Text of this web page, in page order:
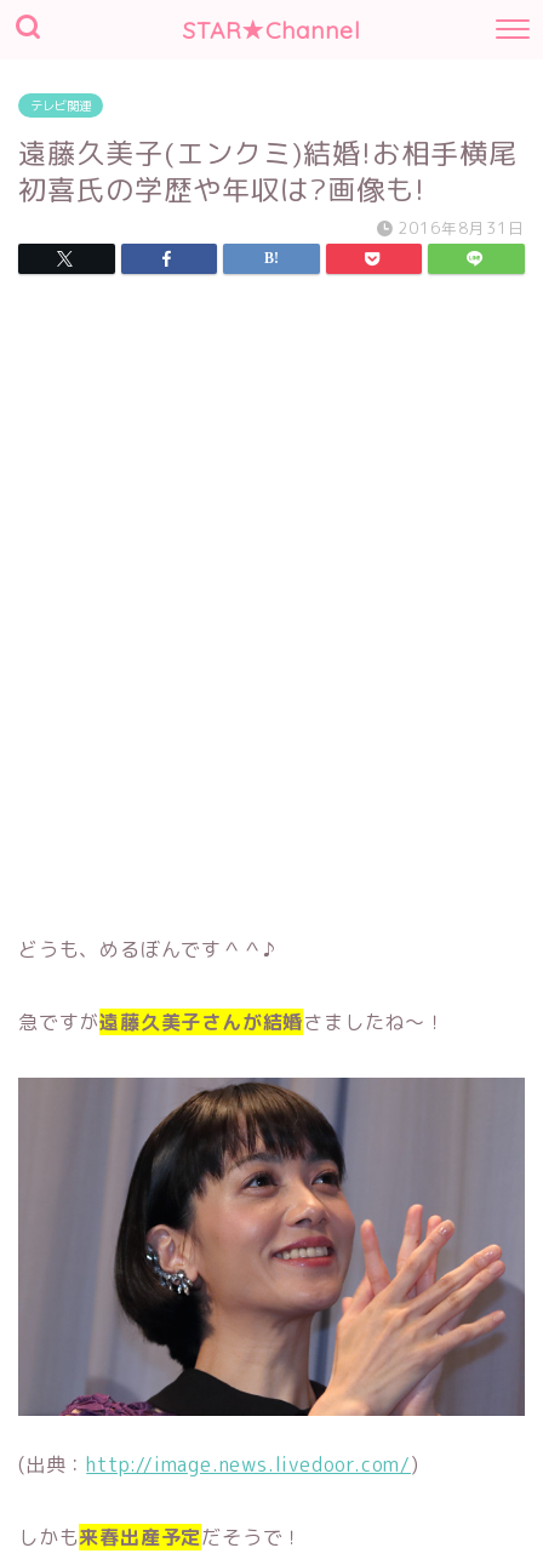
STAR★Channel
テレビ関連
遠藤久美子(エンクミ)結婚!お相手横尾
初喜氏の学歴や年収は?画像も!
2016年8月31日
どうも、めるぼんです＾＾♪
急ですが遠藤久美子さんが結婚さましたね〜！
(出典：http://image.news.livedoor.com/)
しかも来春出産予定だそうで！